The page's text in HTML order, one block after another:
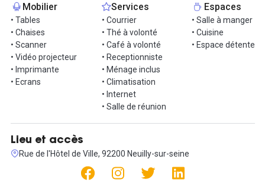
De multiples services sont inclus dans le loyer : Accueil et gestion
du courrier, connexion Wi-Fi haut débit, accès sécurisé 24/7 avec
badge personnel, salles de réunion disponibles sur réservation,
nettoyage régulier selon une charte éco-responsable et pleins
d'autres choses encore !
Le quartier de Neuilly-sur-Seine offre bien plus qu'un simple lieu
de travail. Avec le Bois de Boulogne et le Jardin d’Acclimatation à
proximité, vous pourrez profiter d'espaces verdoyants pour vos
moments de détente et de loisirs. La station de métro Les
Sablons facilite vos déplacements vers la Rue de l'Hôtel de Ville et
d'autres destinations clés. De plus, une variété de restaurants
gourmets et une piscine sont à quelques pas, offrant un équilibre
parfait entre travail et plaisir.
Mobilier
• Tables
• Chaises
• Scanner
• Vidéo projecteur
• Imprimante
• Ecrans
Services
• Courrier
• Thé à volonté
• Café à volonté
• Receptionniste
• Ménage inclus
• Climatisation
• Internet
• Salle de réunion
Espaces
• Salle à manger
• Cuisine
• Espace détente
Lieu et accès
Rue de l'Hôtel de Ville, 92200 Neuilly-sur-seine